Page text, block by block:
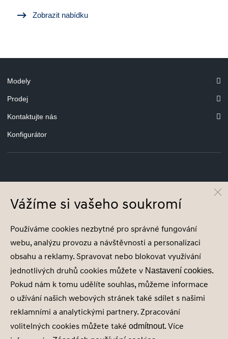
Zobrazit nabídku
Modely
Prodej
Kontaktujte nás
Konfigurátor
Infocentrum
800 800 900
Praze oddíl C, vložka 110594, IČ 27410986.
Nastavení cookies
Zásady zpracování osobních údajů
Seznam příjemců
Správa souhlasů
Vážíme si vašeho soukromí
Používáme cookies nezbytné pro správné fungování
webu, analýzu provozu a návštěvnosti a personalizaci
obsahu a reklamy. Spravovat nebo blokovat využívání
jednotlivých druhů cookies můžete v Nastavení cookies.
Pokud nám k tomu udělíte souhlas, můžeme informace
o užívání našich webových stránek také sdílet s našimi
reklamními a analytickými partnery. Zpracování
volitelných cookies můžete také odmítnout. Více